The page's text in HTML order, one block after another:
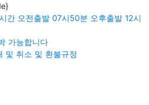
간 오전출발 07시50분 오후출발 12시
가능합니다
및 취소 및 환불규정